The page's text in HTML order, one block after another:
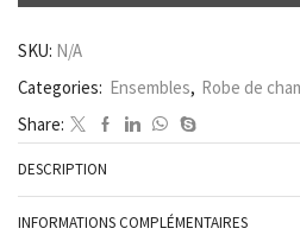
SKU: N/A
Categories: Ensembles, Robe de
Share:
DESCRIPTION
INFORMATIONS COMPLÉMENTAIRES